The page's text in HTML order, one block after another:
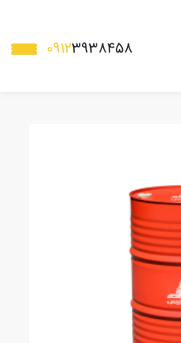
09123938458